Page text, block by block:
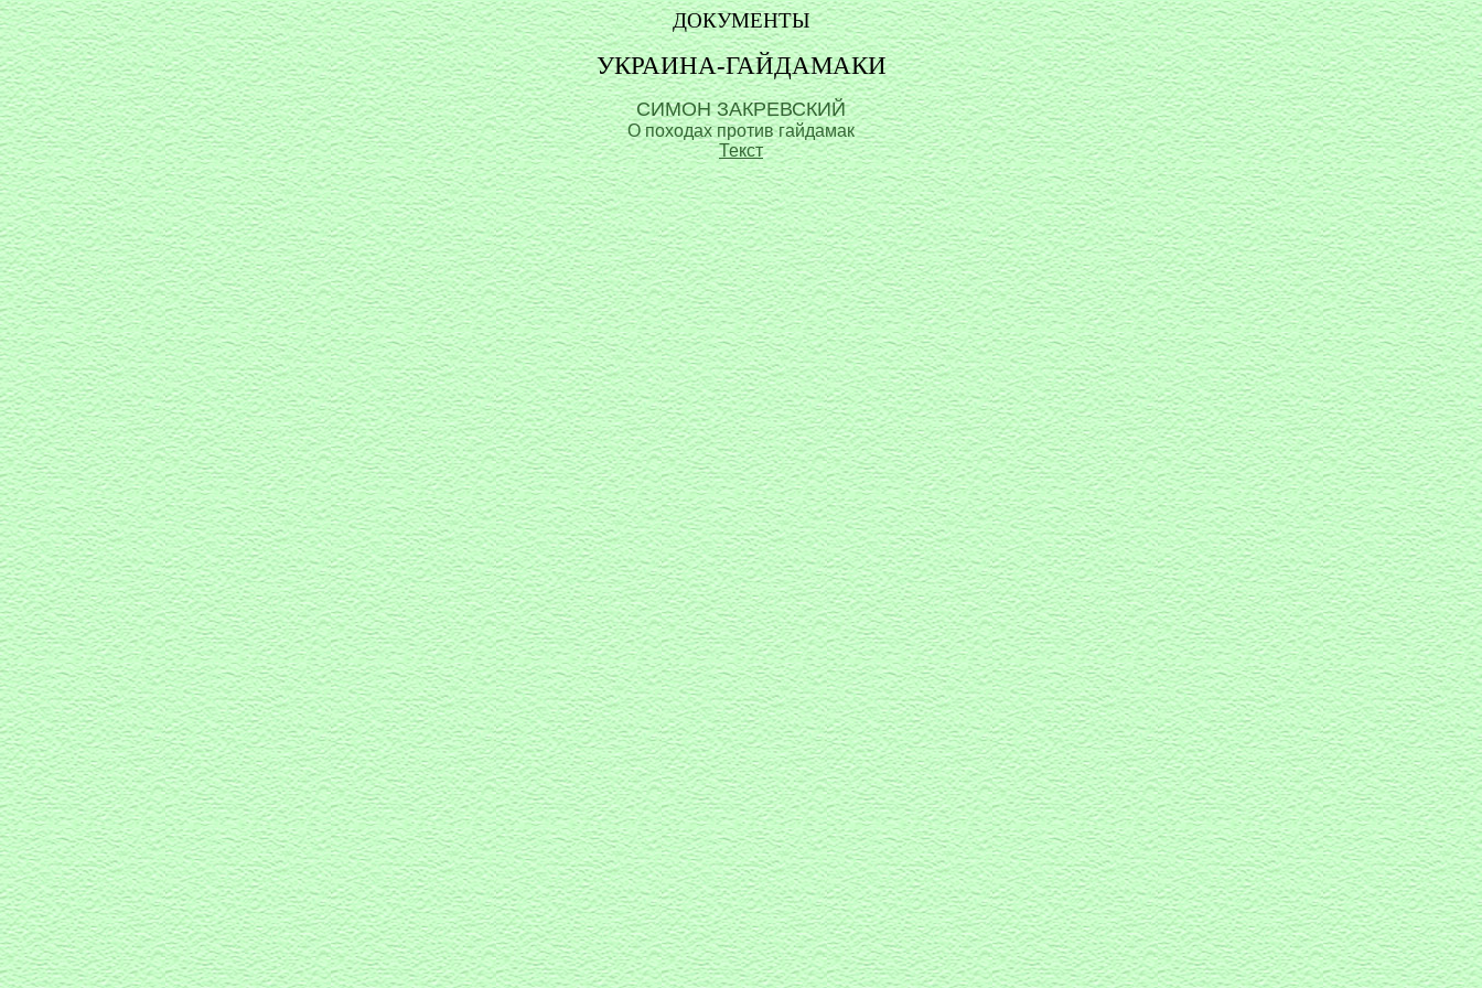
ДОКУМЕНТЫ
УКРАИНА-ГАЙДАМАКИ
СИМОН ЗАКРЕВСКИЙ
О походах против гайдамак
Текст